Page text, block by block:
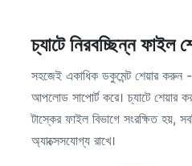
চ্যাটে নিরবচ্ছিন্ন ফাইল
সহজেই একাধিক ডকুমেন্ট শেয়ার করুন
আপলোড সাপোর্ট করে। চ্যাটে শেয়ার
টাস্কের ফাইল বিভাগে সংরক্ষিত হয়,
অ্যাক্সেসযোগ্য রাখে।